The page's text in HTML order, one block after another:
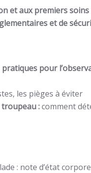
et aux premiers soins
et de
pour
les pièges à éviter
troupeau :comment
: note d’état